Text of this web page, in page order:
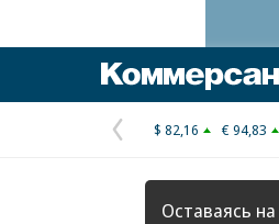
Предыдущая
страница
$ 82,16 € 94,83
Оставаясь